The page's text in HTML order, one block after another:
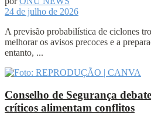
24 de julho de 2026
A previsão probabilística de ciclones
melhorar os avisos precoces e a
entanto, ...
Conselho de Segurança
críticos alimentam conflitos